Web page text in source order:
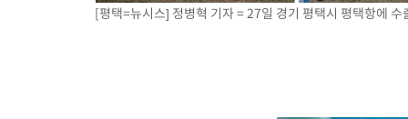
[평택=뉴시스] 정병혁 기자 = 27일 경기 평택시 평택항에